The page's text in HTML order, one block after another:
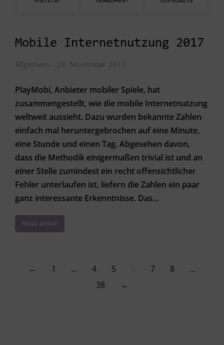
Mobile Internetnutzung 2017
Allgemein 29. November 2017
PlayMobi, Anbieter mobiler Spiele, hat
zusammengestellt, wie die mobile Internetnutzung
weltweit aussieht. Dazu wurden bekannte Zahlen
einfach mal heruntergebrochen auf eine Minute,
eine Stunde und einen Tag. Abgesehen davon,
dass die Methodik einigermaßen trivial ist und an
einer Stelle zumindest ein recht offensichtlicher
Fehler unterlaufen ist, liefern die Zahlen ein paar
ganz interessante Erkenntnisse. Das…
Read article
← 1 … 4 5 6 7 8
…
38
→